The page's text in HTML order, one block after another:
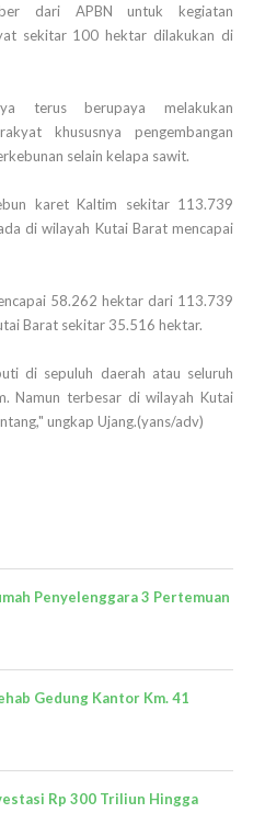
dari APBN untuk kegiatan
sekitar 100 hektar dilakukan di
terus berupaya melakukan
khususnya pengembangan
selain kelapa sawit.
karet Kaltim sekitar 113.739
di wilayah Kutai Barat mencapai
58.262 hektar dari 113.739
Barat sekitar 35.516 hektar.
di sepuluh daerah atau seluruh
Namun terbesar di wilayah Kutai
ungkap Ujang.(yans/adv)
Penyelenggara 3 Pertemuan
Gedung Kantor Km. 41
Rp 300 Triliun Hingga